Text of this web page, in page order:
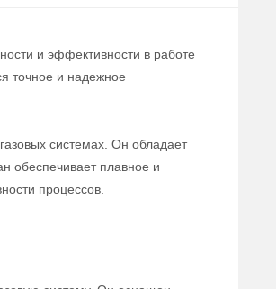
и эффективности в работе
точное и надежное
системах. Он обладает
обеспечивает плавное и
процессов.